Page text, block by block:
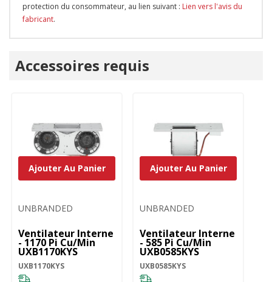
protection du consommateur, au lien suivant : Lien vers l'avis du
fabricant.
Accessoires requis
UNBRANDED
Ventilateur Interne
- 1170 Pi Cu/min
UXB1170KYS
UXB1170KYS
Ajouter Au Panier
UNBRANDED
Ventilateur Interne
- 585 Pi Cu/min
UXB0585KYS
UXB0585KYS
Ajouter Au Panier